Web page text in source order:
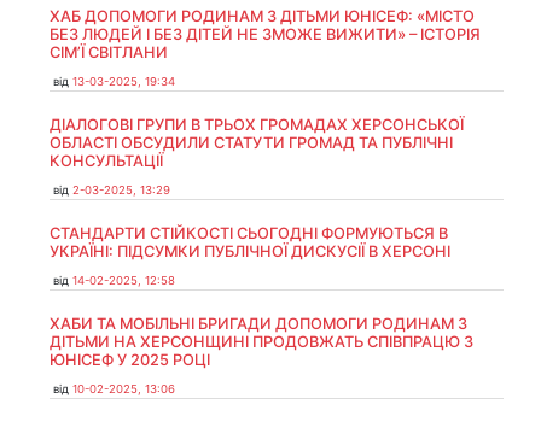
ХАБ ДОПОМОГИ РОДИНАМ З ДІТЬМИ ЮНІСЕФ: «МІСТО
БЕЗ ЛЮДЕЙ І БЕЗ ДІТЕЙ НЕ ЗМОЖЕ ВИЖИТИ» – ІСТОРІЯ
СІМʼЇ СВІТЛАНИ
від 13-03-2025, 19:34
ДІАЛОГОВІ ГРУПИ В ТРЬОХ ГРОМАДАХ ХЕРСОНСЬКОЇ
ОБЛАСТІ ОБСУДИЛИ СТАТУТИ ГРОМАД ТА ПУБЛІЧНІ
КОНСУЛЬТАЦІЇ
від 2-03-2025, 13:29
СТАНДАРТИ СТІЙКОСТІ СЬОГОДНІ ФОРМУЮТЬСЯ В
УКРАЇНІ: ПІДСУМКИ ПУБЛІЧНОЇ ДИСКУСІЇ В ХЕРСОНІ
від 14-02-2025, 12:58
ХАБИ ТА МОБІЛЬНІ БРИГАДИ ДОПОМОГИ РОДИНАМ З
ДІТЬМИ НА ХЕРСОНЩИНІ ПРОДОВЖАТЬ СПІВПРАЦЮ З
ЮНІСЕФ У 2025 РОЦІ
від 10-02-2025, 13:06